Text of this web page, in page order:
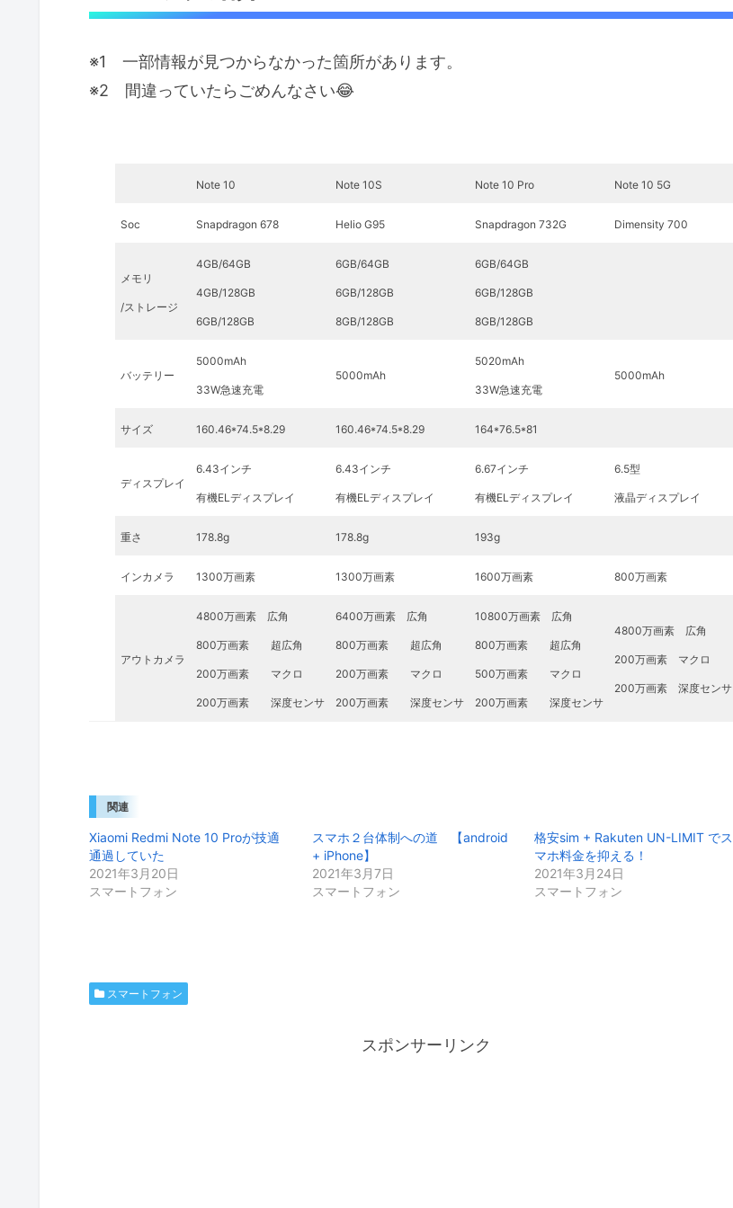
※1 一部情報が見つからなかった箇所があります。
※2 間違っていたらごめんなさい😂
Note 10 Note 10S Note 10 Pro Note 10 5G
Soc Snapdragon 678 Helio G95 Snapdragon 732G Dimensity 700
メモリ
/ストレージ
4GB/64GB
4GB/128GB
6GB/128GB
6GB/64GB
6GB/128GB
8GB/128GB
6GB/64GB
6GB/128GB
8GB/128GB
バッテリー
5000mAh
33W急速充電
5000mAh
5020mAh
33W急速充電
5000mAh
サイズ 160.46*74.5*8.29 160.46*74.5*8.29 164*76.5*81
ディスプレイ
6.43インチ
有機ELディスプレイ
6.43インチ
有機ELディスプレイ
6.67インチ
有機ELディスプレイ
6.5型
液晶ディスプレイ
重さ 178.8g 178.8g 193g
インカメラ 1300万画素 1300万画素 1600万画素 800万画素
アウトカメラ
4800万画素 広角
800万画素 超広角
200万画素 マクロ
200万画素 深度センサ
6400万画素 広角
800万画素 超広角
200万画素 マクロ
200万画素 深度センサ
10800万画素 広角
800万画素 超広角
500万画素 マクロ
200万画素 深度センサ
4800万画素 広角
200万画素 マクロ
200万画素 深度センサ
関連
Xiaomi Redmi Note 10 Proが技適
通過していた
2021年3月20日
スマートフォン
スマホ２台体制への道 【android
+ iPhone】
2021年3月7日
スマートフォン
格安sim + Rakuten UN-LIMIT でス
マホ料金を抑える！
2021年3月24日
スマートフォン
スマートフォン
スポンサーリンク